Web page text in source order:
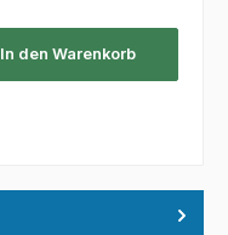
In den Warenkorb